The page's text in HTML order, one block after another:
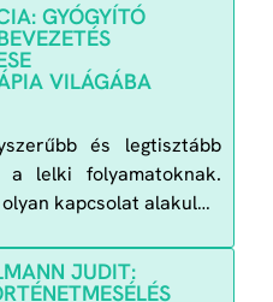
GYÓGYÍTÓ
VILÁGÁBA
és legtisztább
a lelki folyamatoknak.
kapcsolat alakul…
JUDIT: